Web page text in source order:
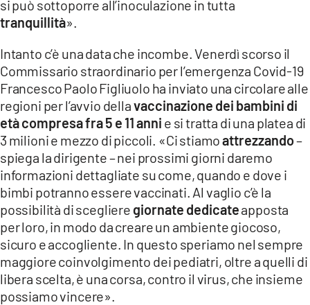
si può sottoporre all’inoculazione in tutta
tranquillità».
Intanto c’è una data che incombe. Venerdì scorso il
Commissario straordinario per l’emergenza Covid-19
Francesco Paolo Figliuolo ha inviato una circolare alle
regioni per l’avvio dellavaccinazione dei bambini di
età compresa fra 5 e 11 anni e si tratta di una platea di
3 milioni e mezzo di piccoli. «Ci stiamoattrezzando–
spiega la dirigente – nei prossimi giorni daremo
informazioni dettagliate su come, quando e dove i
bimbi potranno essere vaccinati. Al vaglio c’è la
possibilità di scegliere giornate dedicateapposta
per loro, in modo da creare un ambiente giocoso,
sicuro e accogliente. In questo speriamo nel sempre
maggiore coinvolgimento dei pediatri, oltre a quelli di
libera scelta, è una corsa, contro il virus, che insieme
possiamo vincere».